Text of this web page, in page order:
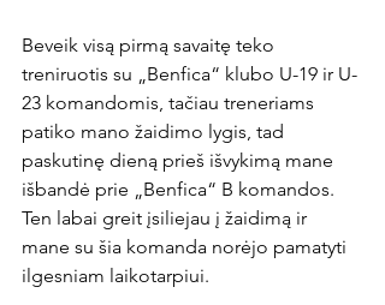
Beveik visą pirmą savaitę teko
treniruotis su „Benfica“ klubo U-19 ir U-
23 komandomis, tačiau treneriams
patiko mano žaidimo lygis, tad
paskutinę dieną prieš išvykimą mane
išbandė prie „Benfica“ B komandos.
Ten labai greit įsiliejau į žaidimą ir
mane su šia komanda norėjo pamatyti
ilgesniam laikotarpiui.